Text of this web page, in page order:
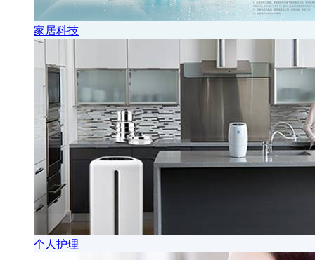
家居科技
个人护理